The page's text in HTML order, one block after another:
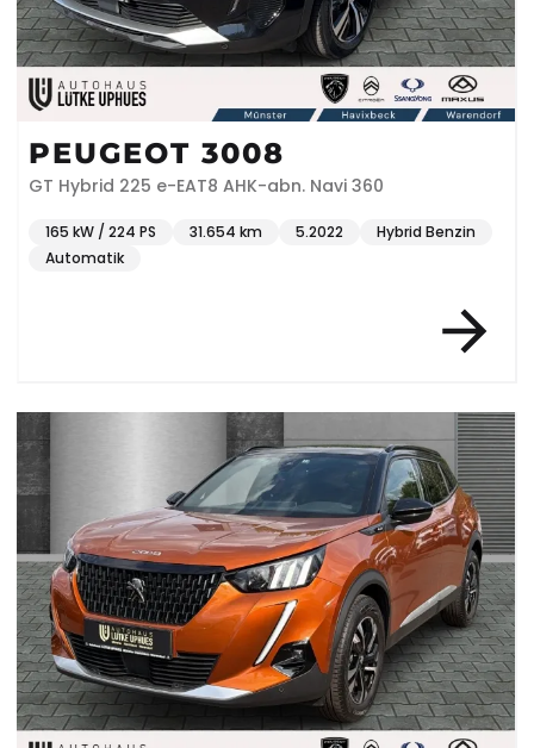
PEUGEOT 3008
GT Hybrid 225 e-EAT8 AHK-abn. Navi 360
165 kW / 224 PS 31.654 km 5.2022
Hybrid Benzin
Automatik